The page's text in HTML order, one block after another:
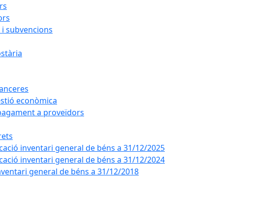
subvencions
econòmica
a proveïdors
inventari general de béns a 31/12/2025
inventari general de béns a 31/12/2024
general de béns a 31/12/2018